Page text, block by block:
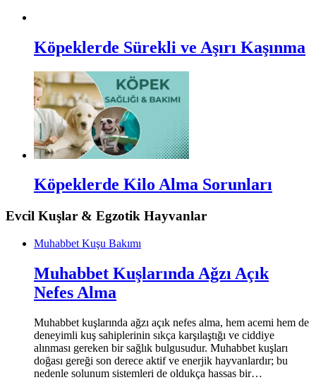
Köpeklerde Sürekli ve Aşırı Kaşınma
Köpeklerde Kilo Alma Sorunları
Evcil Kuşlar & Egzotik Hayvanlar
Muhabbet Kuşu Bakımı
Muhabbet Kuşlarında Ağzı Açık
Nefes Alma
Muhabbet kuşlarında ağzı açık nefes alma, hem acemi hem de
deneyimli kuş sahiplerinin sıkça karşılaştığı ve ciddiye
alınması gereken bir sağlık bulgusudur. Muhabbet kuşları
doğası gereği son derece aktif ve enerjik hayvanlardır; bu
nedenle solunum sistemleri de oldukça hassas bir…